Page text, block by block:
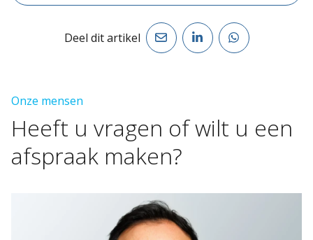
Deel dit artikel
Onze mensen
Heeft u vragen ofwilt u een
afspraak maken?